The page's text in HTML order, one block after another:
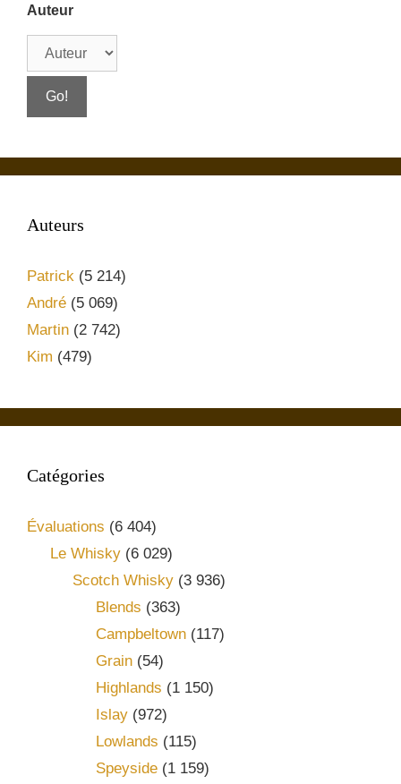
Auteur
Auteurs
Patrick (5 214)
André (5 069)
Martin (2 742)
Kim (479)
Catégories
Évaluations (6 404)
Le Whisky(6 029)
Scotch Whisky (3 936)
Blends (363)
Campbeltown(117)
Grain(54)
Highlands (1 150)
Islay(972)
Lowlands (115)
Speyside(1 159)